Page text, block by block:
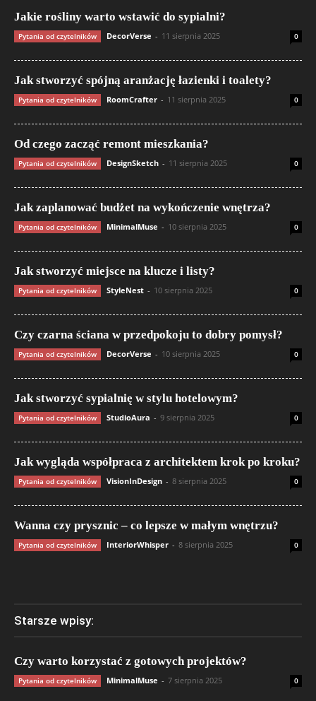
Jakie rośliny warto wstawić do sypialni?
Pytania od czytelników DecorVerse - 11 sierpnia 2025 0
Jak stworzyć spójną aranżację łazienki i toalety?
Pytania od czytelników RoomCrafter - 11 sierpnia 2025 0
Od czego zacząć remont mieszkania?
Pytania od czytelników DesignSketch - 11 sierpnia 2025 0
Jak zaplanować budżet na wykończenie wnętrza?
Pytania od czytelników MinimalMuse - 10 sierpnia 2025 0
Jak stworzyć miejsce na klucze i listy?
Pytania od czytelników StyleNest - 10 sierpnia 2025 0
Czy czarna ściana w przedpokoju to dobry pomysł?
Pytania od czytelników DecorVerse - 10 sierpnia 2025 0
Jak stworzyć sypialnię w stylu hotelowym?
Pytania od czytelników StudioAura - 9 sierpnia 2025 0
Jak wygląda współpraca z architektem krok po kroku?
Pytania od czytelników VisionInDesign - 8 sierpnia 2025 0
Wanna czy prysznic – co lepsze w małym wnętrzu?
Pytania od czytelników InteriorWhisper - 8 sierpnia 2025 0
Starsze wpisy:
Czy warto korzystać z gotowych projektów?
Pytania od czytelników MinimalMuse - 7 sierpnia 2025 0